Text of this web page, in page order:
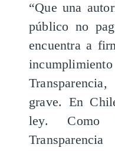
“Que una
público no
encuentra a
grave. En
ley. Como